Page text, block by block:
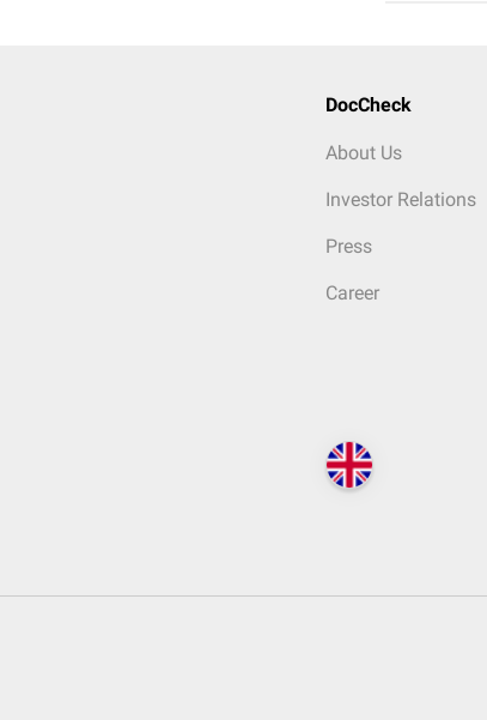
DocCheck
About Us
Investor Relations
Press
Career